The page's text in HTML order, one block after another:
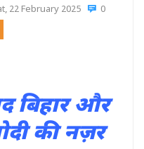
22 February 2025 0
बिहार और
की नज़र